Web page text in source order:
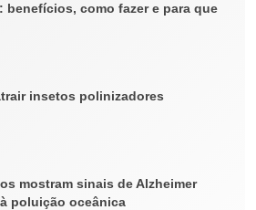
benefícios, como fazer e para que
insetos polinizadores
mostram sinais de Alzheimer
poluição oceânica